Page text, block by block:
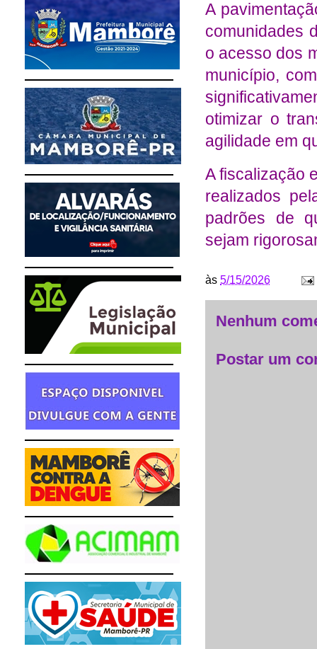
A
comunidades
o acesso dos
município,
otimizar o
agilidade em
A fiscalização
realizados
padrões de
sejam
às 5/15/2026
Nenhum
Postar um